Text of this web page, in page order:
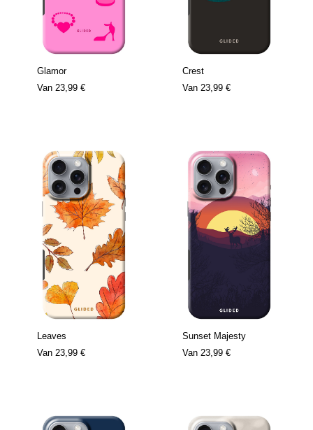
Glamor
Van 23,99 €
Crest
Van 23,99 €
Leaves
Van 23,99 €
Sunset Majesty
Van 23,99 €